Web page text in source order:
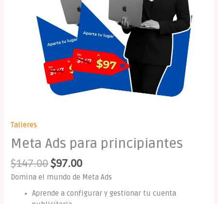
Talleres
Meta Ads para principiantes
$147.00$97.00
Domina el mundo de Meta Ads
Aprende a configurar y gestionar tu cuenta